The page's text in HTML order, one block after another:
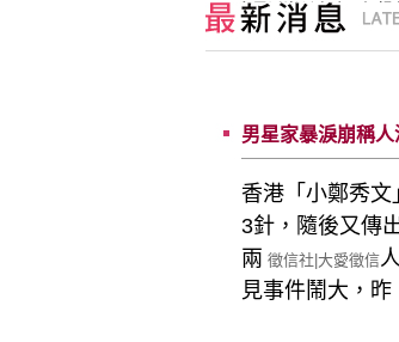
男星家暴淚崩稱人渣 幻想
男星家暴淚崩稱
香港「小鄭秀文
3針，隨後又傳
兩 徵信社|大愛徵信
見事件鬧大，